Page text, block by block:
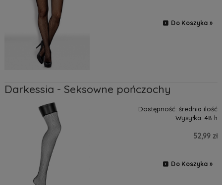
Do Koszyka »
Darkessia - Seksowne pończochy
Dostępność: średnia ilość
Wysyłka: 48 h
52,99 zł
Do Koszyka »